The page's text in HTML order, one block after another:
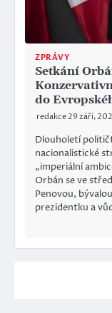
ZPRÁVY
Setkání
do
redakce29 září,
Dlouholetí
nacionalistické
„imperiální
Orbán se ve
Penovou,
prezidentku a